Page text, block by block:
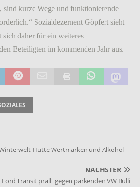
sind kurze Wege und funktionierende
Sozialdezernent Göpfert sieht
sich daher für ein weiteres
Beteiligten im kommenden Jahr aus.
Hütte Wertmarken und Alkohol
NÄCHSTER
Transit prallt gegen parkenden VW Bulli